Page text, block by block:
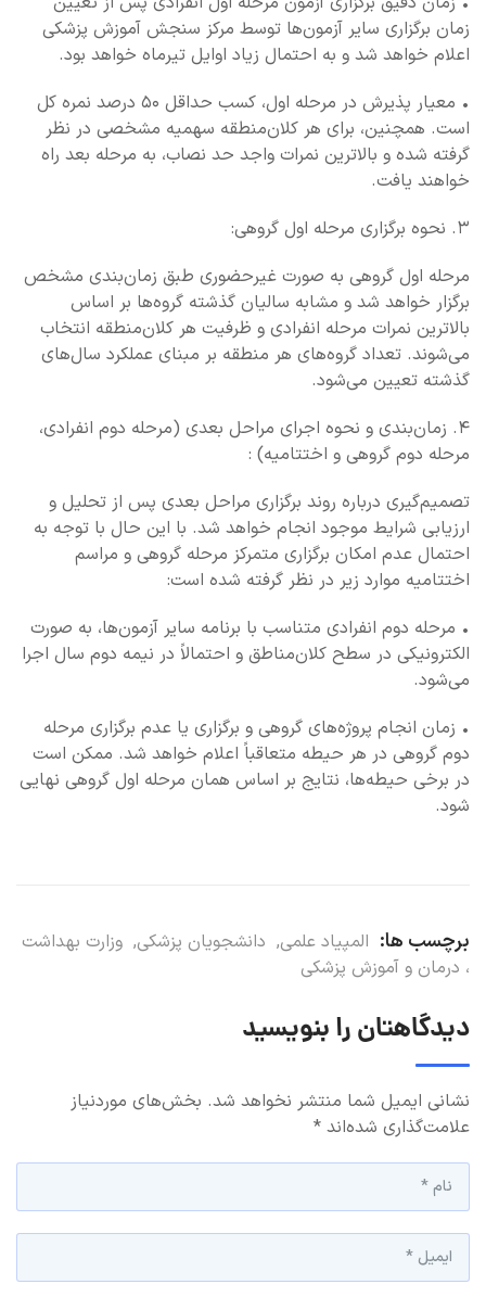
زمان برگزاری سایر آزمون‌ها توسط مرکز سنجش آموزش پزشکی
اعلام خواهد شد و به احتمال زیاد اوایل تیرماه خواهد بود.
• معیار پذیرش در مرحله اول، کسب حداقل ۵۰ درصد نمره کل
است. همچنین، برای هر کلان‌منطقه سهمیه مشخصی در نظر
گرفته شده و بالاترین نمرات واجد حد نصاب، به مرحله بعد راه
خواهند یافت.
۳. نحوه برگزاری مرحله اول گروهی:
مرحله اول گروهی به صورت غیرحضوری طبق زمان‌بندی مشخص
برگزار خواهد شد و مشابه سالیان گذشته گروه‌ها بر اساس
بالاترین نمرات مرحله انفرادی و ظرفیت هر کلان‌منطقه انتخاب
می‌شوند. تعداد گروه‌های هر منطقه بر مبنای عملکرد سال‌های
گذشته تعیین می‌شود.
۴. زمان‌بندی و نحوه اجرای مراحل بعدی (مرحله دوم انفرادی،
مرحله دوم گروهی و اختتامیه) :
تصمیم‌گیری درباره روند برگزاری مراحل بعدی پس از تحلیل و
ارزیابی شرایط موجود انجام خواهد شد. با این حال با توجه به
احتمال عدم امکان برگزاری متمرکز مرحله گروهی و مراسم
اختتامیه موارد زیر در نظر گرفته شده است:
• مرحله دوم انفرادی متناسب با برنامه سایر آزمون‌ها، به صورت
الکترونیکی در سطح کلان‌مناطق و احتمالاً در نیمه دوم سال اجرا
می‌شود.
• زمان انجام پروژه‌های گروهی و برگزاری یا عدم برگزاری مرحله
دوم گروهی در هر حیطه متعاقباً اعلام خواهد شد. ممکن است
در برخی حیطه‌ها، نتایج بر اساس همان مرحله اول گروهی نهایی
شود.
برچسب ها: المپیاد علمی, دانشجویان پزشکی, وزارت بهداشت
، درمان و آموزش پزشکی
دیدگاهتان را بنویسید
نشانی ایمیل شما منتشر نخواهد شد. بخش‌های موردنیاز
علامت‌گذاری شده‌اند *